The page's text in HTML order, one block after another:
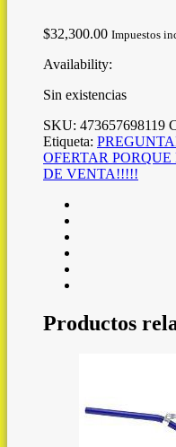
$32,300.00 Impuestos
Availability:
Sin existencias
SKU: 473657698119
Etiqueta:
OFERTAR
DE VENTA!!!!!
Productos